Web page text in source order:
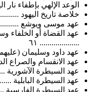
الوعد الإلهي بإطفاء نار اليهود
خلاصة تاريخ اليهود ....................
عهد موسى ويوشع ....................
عهد القضاة أو الخلفاء
.................... ٦١
عهد داود وسليمان (عليهما
عهد الانقسام والصراع الداخلي
عهد السيطرة الآشورية
عهد السيطرة البابلية
عهد السيطرة الفارسية